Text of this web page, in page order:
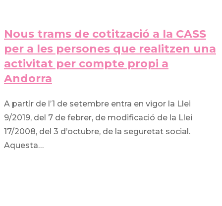
Nous trams de cotització a la CASS
per a les persones que realitzen una
activitat per compte propi a
Andorra
A partir de l’1 de setembre entra en vigor la Llei
9/2019, del 7 de febrer, de modificació de la Llei
17/2008, del 3 d’octubre, de la seguretat social.
Aquesta…